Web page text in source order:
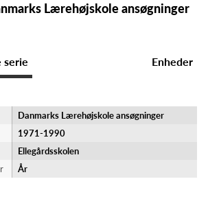
Lærehøjskole ansøgninger
serie Enheder
Danmarks Lærehøjskole ansøgninger
1971-​1990
Ellegårdsskolen
År